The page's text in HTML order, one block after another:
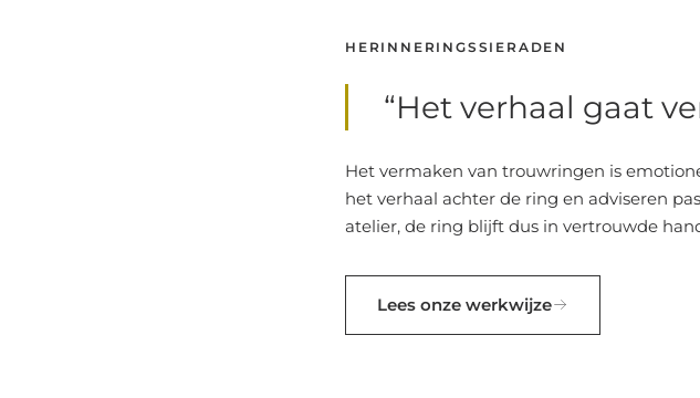
HERINNERINGSSIERADEN
“Het verhaal gaat
Het vermaken van trouwringen is
het verhaal achter de ring en adviseren
atelier, de ring blijft dus in vertrouwde
Lees onze werkwijze